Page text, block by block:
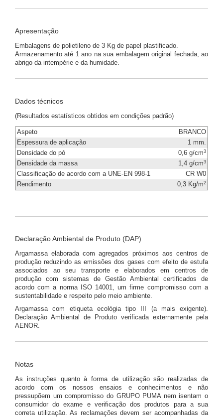
Apresentação
Embalagens de polietileno de 3 Kg de papel plastificado.
Armazenamento até 1 ano na sua embalagem original fechada, ao
abrigo da intempérie e da humidade.
Dados técnicos
(Resultados estatísticos obtidos em condições padrão)
Aspeto
BRANCO
Espessura de aplicação
1 mm.
Densidade do pó
0,6 g/cm3
Densidade da massa 1,4 g/cm3
Classificação de acordo com a UNE-EN 998-1
CR W0
Rendimento
0,3 Kg/m2
Declaração Ambiental de Produto (DAP)
Argamassa elaborada com agregados próximos aos centros de
produção reduzindo as emissões dos gases com efeito de estufa
associados ao seu transporte e elaborados em centros de
produção com sistemas de Gestão Ambiental certificados de
acordo com a norma ISO 14001, um firme compromisso com a
sustentabilidade e respeito pelo meio ambiente.
Argamassa com etiqueta ecológia tipo III (a mais exigente).
Declaração Ambiental de Produto verificada externamente pela
AENOR.
Notas
As instruções quanto à forma de utilização são realizadas de
acordo com os nossos ensaios e conhecimentos e não
pressupõem um compromisso do GRUPO PUMA nem isentam o
consumidor do exame e verificação dos produtos para a sua
correta utilização. As reclamações devem ser acompanhadas da